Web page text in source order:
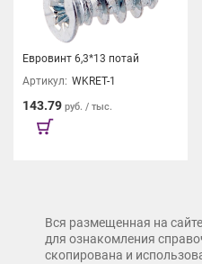
Евровинт 6,3*13 потай
Артикул: WKRET-1
143.79 руб. / тыс.
Вся размещенная на
для ознакомления
скопирована и